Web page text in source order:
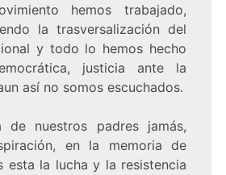
hemos trabajado,
la trasversalización del
y todo lo hemos hecho
justicia ante la
así no somos escuchados.
de nuestros padres jamás,
en la memoria de
esta la lucha y la resistencia